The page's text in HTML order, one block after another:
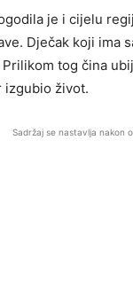
je i cijelu
Dječak koji ima
tog čina
izgubio život.
Sadržaj se nastavlja nakon